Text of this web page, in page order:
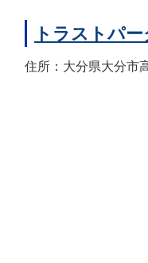
トラストパ
住所：大分県大分市